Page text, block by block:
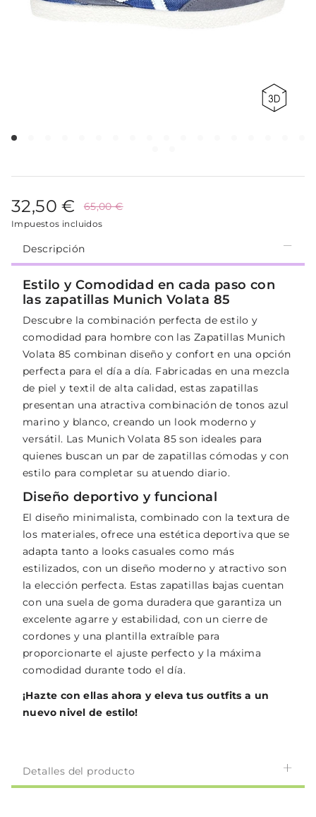
32,50 € 65,00 €
Impuestos incluidos
Descripción
Estilo y Comodidad en cada paso con
las zapatillas Munich Volata 85
Descubre la combinación perfecta de estilo y
comodidad para hombre con las Zapatillas Munich
Volata 85 combinan diseño y confort en una opción
perfecta para el día a día. Fabricadas en una mezcla
de piel y textil de alta calidad, estas zapatillas
presentan una atractiva combinación de tonos azul
marino y blanco, creando un look moderno y
versátil. Las Munich Volata 85 son ideales para
quienes buscan un par de zapatillas cómodas y con
estilo para completar su atuendo diario.
Diseño deportivo y funcional
El diseño minimalista, combinado con la textura de
los materiales, ofrece una estética deportiva que se
adapta tanto a looks casuales como más
estilizados, con un diseño moderno y atractivo son
la elección perfecta. Estas zapatillas bajas cuentan
con una suela de goma duradera que garantiza un
excelente agarre y estabilidad, con un cierre de
cordones y una plantilla extraíble para
proporcionarte el ajuste perfecto y la máxima
comodidad durante todo el día.
¡Hazte con ellas ahora y eleva tus outfits a un
nuevo nivel de estilo!
Detalles del producto